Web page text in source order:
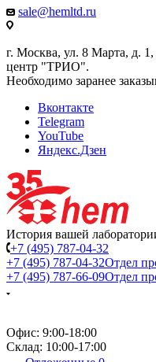
sale@hemltd.ru
г. Москва, ул. 8 Марта, д.
центр "ТРИО".
Необходимо заранее
Вконтакте
Telegram
YouTube
Яндекс.Дзен
История вашей
+7 (495) 787-04-32
+7 (495) 787-04-32Отдел
+7 (495) 787-66-09Отдел
Офис: 9:00-18:00
Склад: 10:00-17:00